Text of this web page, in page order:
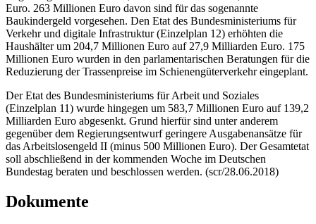
Euro. 263 Millionen Euro davon sind für das sogenannte
Baukindergeld vorgesehen. Den Etat des Bundesministeriums für
Verkehr und digitale Infrastruktur (Einzelplan 12) erhöhten die
Haushälter um 204,7 Millionen Euro auf 27,9 Milliarden Euro. 175
Millionen Euro wurden in den parlamentarischen Beratungen für die
Reduzierung der Trassenpreise im Schienengüterverkehr eingeplant.
DerEtat des Bundesministeriums für Arbeit und Soziales
(Einzelplan 11) wurde hingegen um 583,7 Millionen Euro auf 139,2
Milliarden Euro abgesenkt. Grund hierfür sind unter anderem
gegenüber dem Regierungsentwurf geringere Ausgabenansätze für
das Arbeitslosengeld II (minus 500 Millionen Euro). Der Gesamtetat
soll abschließend in der kommenden Woche im Deutschen
Bundestag beraten und beschlossen werden. (scr/28.06.2018)
Dokumente